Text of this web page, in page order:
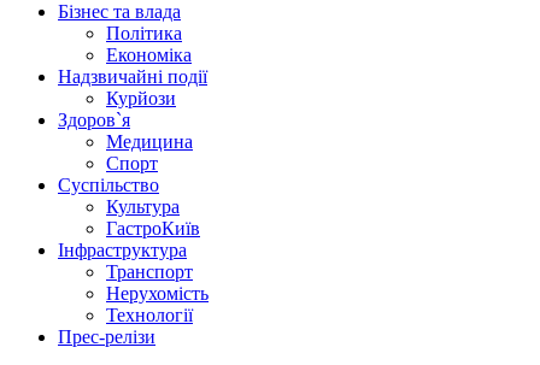
Бізнес та влада
Політика
Економіка
Надзвичайні події
Курйози
Здоров`я
Медицина
Спорт
Суспільство
Культура
ГастроКиїв
Інфраструктура
Транспорт
Нерухомість
Технології
Прес-релізи